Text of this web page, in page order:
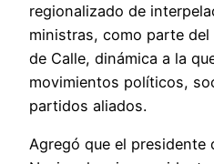
regionalizado de
ministras, como parte
de Calle, dinámica a la
movimientos políticos,
partidos aliados.
Agregó que el presidente